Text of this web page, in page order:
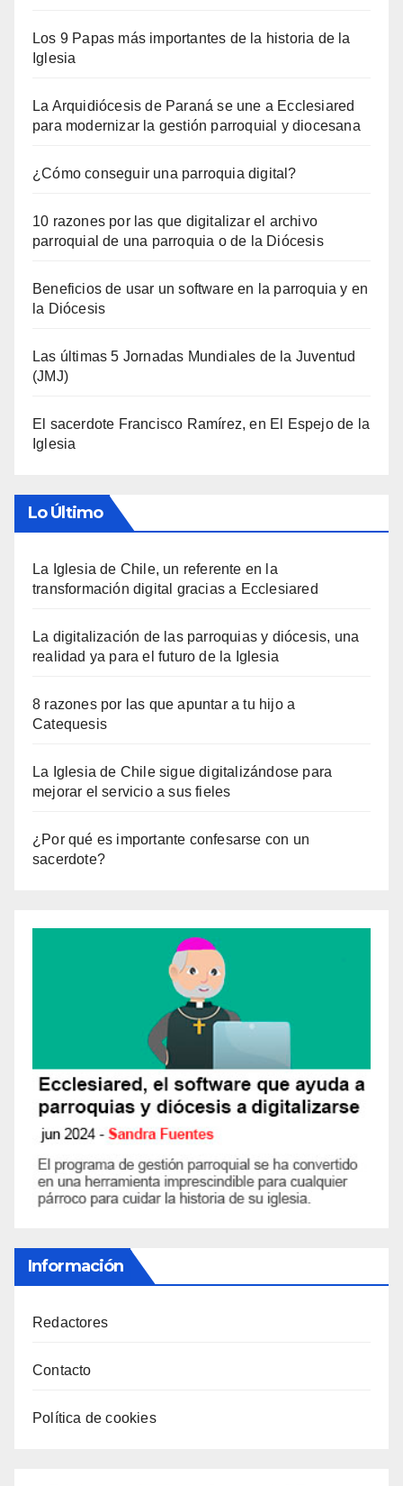
Los 9 Papas más importantes de la historia de la
Iglesia
La Arquidiócesis de Paraná se une a Ecclesiared
para modernizar la gestión parroquial y diocesana
¿Cómo conseguir una parroquia digital?
10 razones por las que digitalizar el archivo
parroquial de una parroquia o de la Diócesis
Beneficios de usar un software en la parroquia y en
la Diócesis
Las últimas 5 Jornadas Mundiales de la Juventud
(JMJ)
El sacerdote Francisco Ramírez, en El Espejo de la
Iglesia
Lo Último
La Iglesia de Chile, un referente en la
transformación digital gracias a Ecclesiared
La digitalización de las parroquias y diócesis, una
realidad ya para el futuro de la Iglesia
8 razones por las que apuntar a tu hijo a
Catequesis
La Iglesia de Chile sigue digitalizándose para
mejorar el servicio a sus fieles
¿Por qué es importante confesarse con un
sacerdote?
Información
Redactores
Contacto
Política de cookies